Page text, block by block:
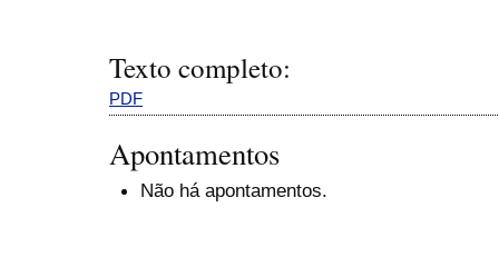
Texto completo:
PDF
Apontamentos
Não há apontamentos.